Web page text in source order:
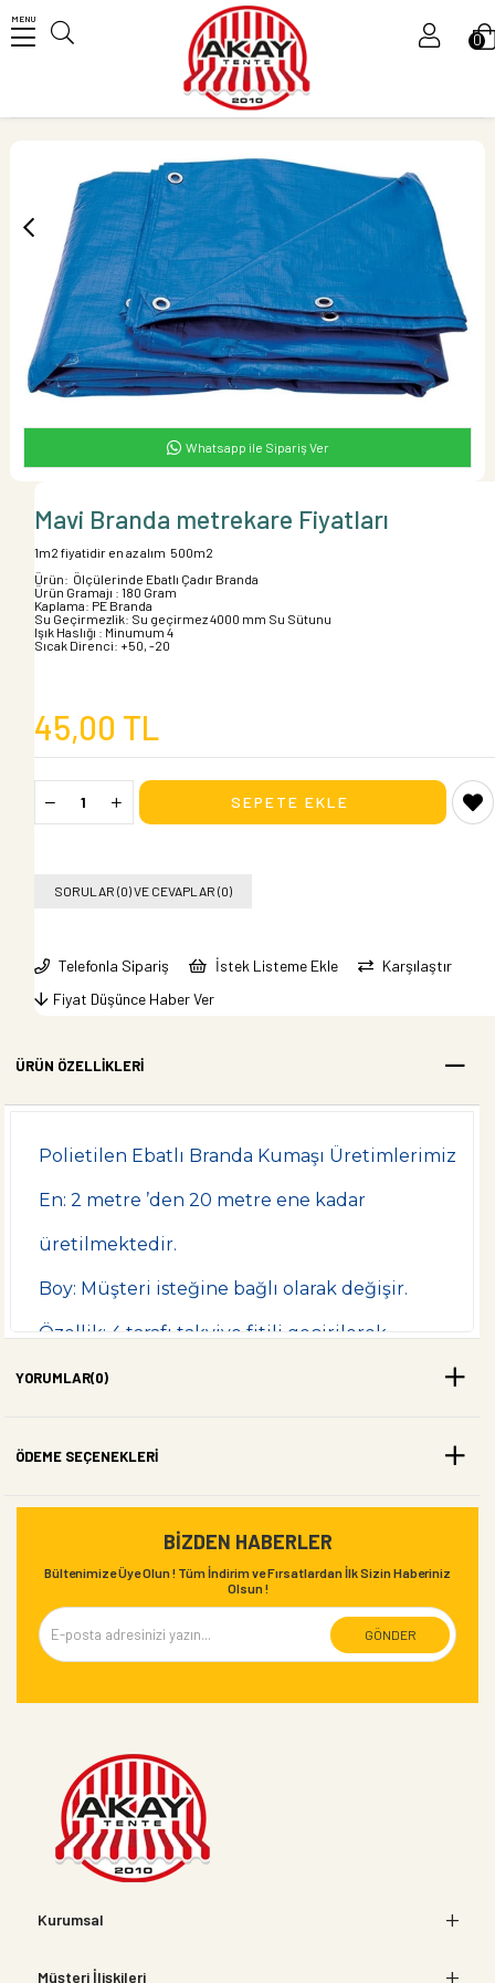
MENU
0
Üye Ol
Whatsapp ile Sipariş Ver
Mavi Branda metrekare Fiyatları
1m2 fiyatidir en az alım 500m2
Ürün: Ölçülerinde Ebatlı Çadır Branda
Ürün Gramajı : 180 Gram
Kaplama: PE Branda
Su Geçirmezlik: Su geçirmez 4000 mm Su Sütunu
Işık Haslığı : Minumum 4
Sıcak Direnci: +50, -20
45,00 TL
SORULAR (0) VE CEVAPLAR (0)
Telefonla Sipariş İstek Listeme Ekle
Karşılaştır
Fiyat Düşünce Haber Ver
ÜRÜN ÖZELLIKLERI
Polietilen Ebatlı Branda Kumaşı Üretimlerimiz
En: 2 metre ’den 20 metre ene kadar
üretilmektedir.
Boy: Müşteri isteğine bağlı olarak değişir.
Özellik: 4 tarafı takviye fitili geçirilerek
işlenmiş, bunun yanında belirli aralıklarla
Renk: Standart renkler, mavi, yeşil ,sarı ,gri ve
beyazdır.
Ürün ağırlıkları: 110gr/m2-120gr/m2-130gr/m2-
Ürün: Ölçülerinde Ebatlı Çadır Branda
Su Geçirmezlik: Su geçirmez 4000 mm Su
Sütunu
Işık Haslığı : Minumum 4
YORUMLAR(0)
ÖDEME SEÇENEKLERI
BIZDEN HABERLER
Bültenimize Üye Olun ! Tüm İndirim ve Fırsatlardan İlk Sizin Haberiniz
Olsun !
GÖNDER
Kurumsal
Müşteri İlişkileri